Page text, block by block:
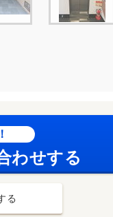
わせする
る